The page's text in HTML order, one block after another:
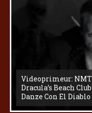
Videoprimeur:
Dracula’s Beach
Danze Con El Diablo